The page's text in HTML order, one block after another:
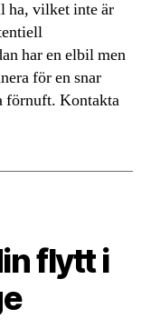
ha, vilket inte är
har en elbil men
för en snar
förnuft. Kontakta
flytt i